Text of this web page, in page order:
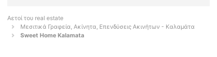
Αετοί του real estate
Μεσιτικά Γραφεία, Ακίνητα, Επενδύσεις Ακινήτων - Καλαμάτα
Sweet Home Kalamata